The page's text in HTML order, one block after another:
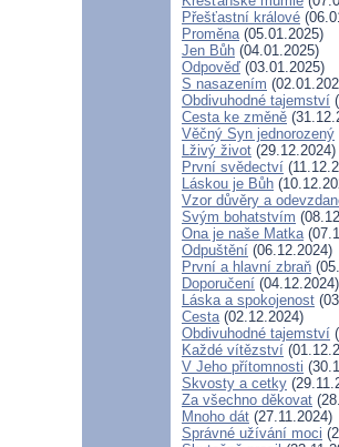
Přešťastní králové
Proměna(05.01.2025)
Jen Bůh (04.01.2025)
Odpověď (03.01.2025)
S nasazením
Obdivuhodné tajemství
Cesta ke změně
Věčný Syn jednorozený
Lživý život (29.12.2024)
První svědectví
Láskou je Bůh
Vzor důvěry a
Svým bohatstvím
Ona je naše Matka
Odpuštění (06.12.2024)
První a hlavní zbraň
Doporučení (04.12.2024)
Láska a spokojenost
Cesta(02.12.2024)
Obdivuhodné tajemství
Každé vítězství
V Jeho přítomnosti
Skvosty a cetky
Za všechno děkovat
Mnoho dát (27.11.2024)
Správné užívání moci